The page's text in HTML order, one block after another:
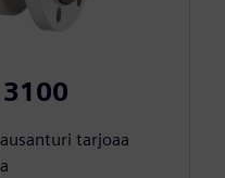
3100
tarjoaa